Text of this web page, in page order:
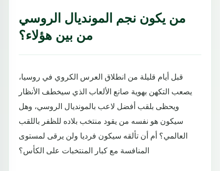
من يكون نجم المونديال الروسي
من بين هؤلاء؟
قبل أيام قليلة من انطلاق العرس الكروي في روسيا،
يصعب التكهن بهوية صانع الألعاب الذي سيخطف الأنظار
ويحظى بلقب أفضل لاعب بالمونديال الروسي، وهل
سيكون هو نفسه من يقود منتخب بلاده للظفر باللقب
العالمي؟ أم أن تألقه سيكون فرديا ولن يرقى لمستوى
المنافسة مع كبار المنتخبات على الكأس؟